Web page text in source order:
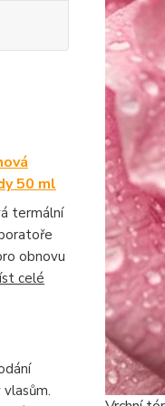
50 ml
termální
obnovu
celé